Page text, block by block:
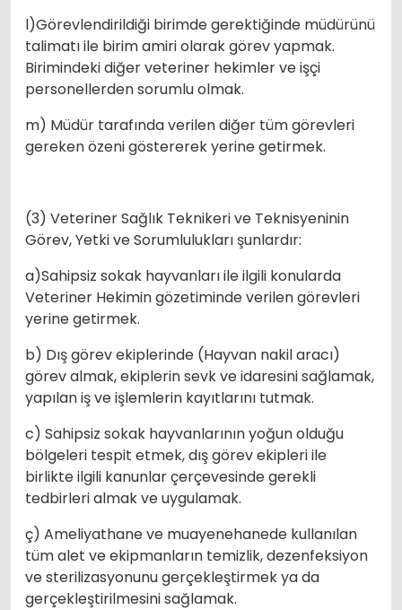
l)Görevlendirildiği birimde gerektiğinde müdürünü
talimatı ile birim amiri olarak görev yapmak.
Birimindeki diğer veteriner hekimler ve işçi
personellerden sorumlu olmak.
m) Müdür tarafında verilen diğer tüm görevleri
gereken özeni göstererek yerine getirmek.
(3) Veteriner Sağlık Teknikeri ve Teknisyeninin
Görev, Yetki ve Sorumlulukları şunlardır:
a)Sahipsiz sokak hayvanları ile ilgili konularda
Veteriner Hekimin gözetiminde verilen görevleri
yerine getirmek.
b) Dış görev ekiplerinde (Hayvan nakil aracı)
görev almak, ekiplerin sevk ve idaresini sağlamak,
yapılan iş ve işlemlerin kayıtlarını tutmak.
c) Sahipsiz sokak hayvanlarının yoğun olduğu
bölgeleri tespit etmek, dış görev ekipleri ile
birlikte ilgili kanunlar çerçevesinde gerekli
tedbirleri almak ve uygulamak.
ç) Ameliyathane ve muayenehanede kullanılan
tüm alet ve ekipmanların temizlik, dezenfeksiyon
ve sterilizasyonunu gerçekleştirmek ya da
gerçekleştirilmesini sağlamak.